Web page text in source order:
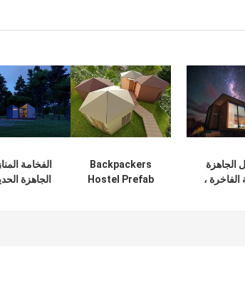
الجاهزة
الفاخرة ،
Backpackers
Hostel Prefab
الفخامة
الجاهزة